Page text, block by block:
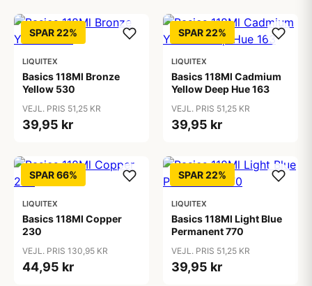
SPAR 22%
LIQUITEX
Basics 118Ml Bronze
Yellow 530
VEJL. PRIS 51,25 KR
39,95 kr
SPAR 22%
LIQUITEX
Basics 118Ml Cadmium
Yellow Deep Hue 163
VEJL. PRIS 51,25 KR
39,95 kr
SPAR 66%
LIQUITEX
Basics 118Ml Copper
230
VEJL. PRIS 130,95 KR
44,95 kr
SPAR 22%
LIQUITEX
Basics 118Ml Light Blue
Permanent 770
VEJL. PRIS 51,25 KR
39,95 kr